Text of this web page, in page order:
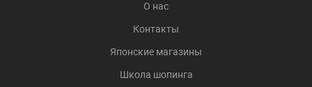
О нас
Контакты
Японские магазины
Школа шопинга